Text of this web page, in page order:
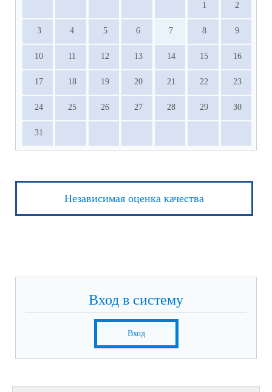
1 2
3 4 5 6 7 8 9
10 11 12 13 14 15 16
17 18 19 20 21 22 23
24 25 26 27 28 29 30
31
Независимая оценка качества
Вход в систему
Вход